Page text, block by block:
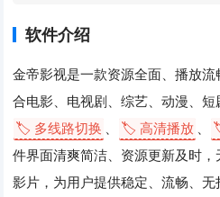
软件介绍
金帝影视是一款资源全面、播放
合电影、电视剧、综艺、动漫、
🏷️ 多线路切换
🏷️ 高清播放
件界面清爽简洁、资源更新及时
影片，为用户提供稳定、流畅、